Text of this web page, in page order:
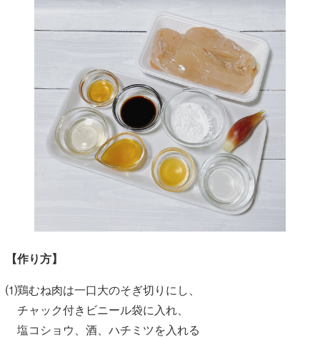
【作り方】
⑴鶏むね肉は一口大のそぎ切りにし、
チャック付きビニール袋に入れ、
塩コショウ、酒、ハチミツを入れる